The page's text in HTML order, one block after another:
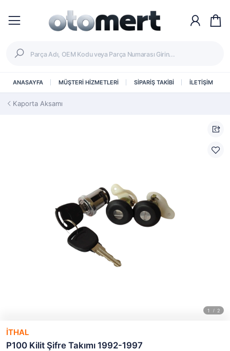
ANASAYFA MÜŞTERİ HİZMETLERİ SİPARİŞ TAKİBİ İLETİŞİM
Kaporta Aksamı
İTHAL
P100 Kilit Şifre Takımı 1992-1997